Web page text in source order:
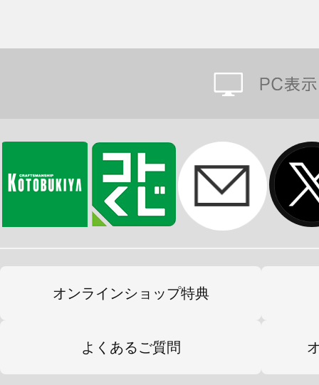
オンラインショップ特典
よくあるご質問